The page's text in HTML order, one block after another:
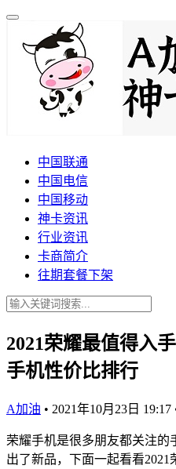
中国联通
中国电信
中国移动
神卡资讯
行业资讯
卡商简介
往期套餐下架
2021荣耀最值得入
手机性价比排行
A加油 • 2021年10月23日 19:17
荣耀手机是很多朋友都关注的
出了新品，下面一起看看